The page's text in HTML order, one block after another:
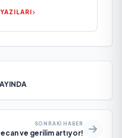
SONRAKI HABER
ve gerilim artıyor!